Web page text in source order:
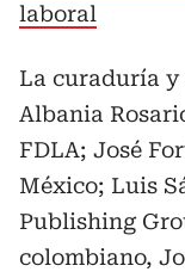
laboral
La curaduría y
Albania
FDLA; José
México; Luis
Publishing
colombiano,